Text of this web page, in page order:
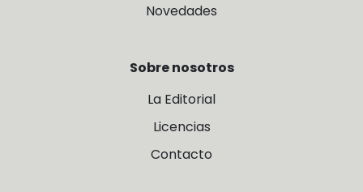
Novedades
Sobre nosotros
La Editorial
Licencias
Contacto